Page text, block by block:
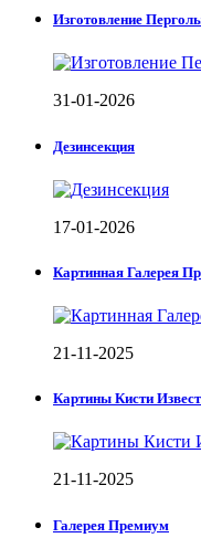
Изготовление
31-01-2026
Дезинсекция
17-01-2026
Картинная Галерея
21-11-2025
Картины Кисти
21-11-2025
Галерея Премиум